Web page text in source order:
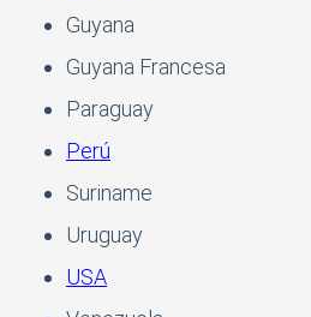
Guyana
Guyana Francesa
Paraguay
Perú
Suriname
Uruguay
USA